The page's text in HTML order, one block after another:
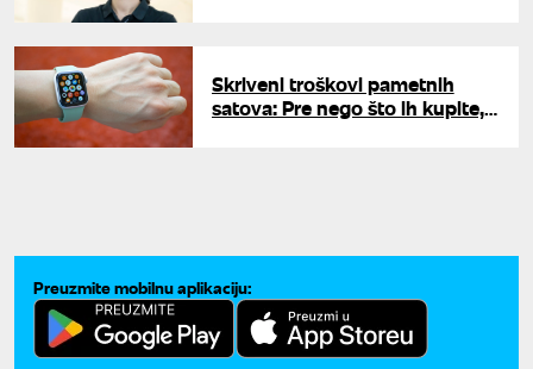
Skriveni troškovi pametnih
satova: Pre nego što ih kupite,
Preuzmite mobilnu aplikaciju: